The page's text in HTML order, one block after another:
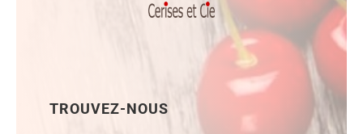
TROUVEZ-NOUS